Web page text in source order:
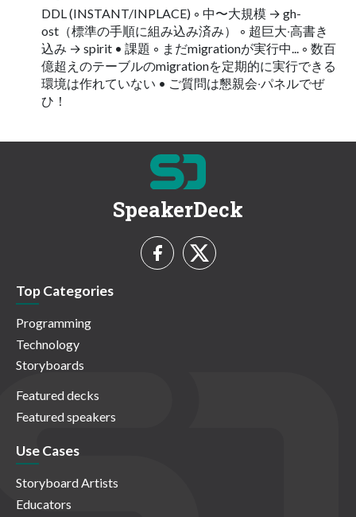
DDL (INSTANT/INPLACE) ◦ 中〜⼤規模 → gh-
ost（標準の⼿順に組み込み済み） ◦ 超巨⼤‧⾼書き
込み → spirit • 課題 ◦ まだmigrationが実⾏中... ◦ 数百
億超えのテーブルのmigrationを定期的に実⾏できる
環境は作れていない • ご質問は懇親会‧パネルでぜ
ひ！
SpeakerDeck
Top Categories
Programming
Technology
Storyboards
Featured decks
Featured speakers
Use Cases
Storyboard Artists
Educators